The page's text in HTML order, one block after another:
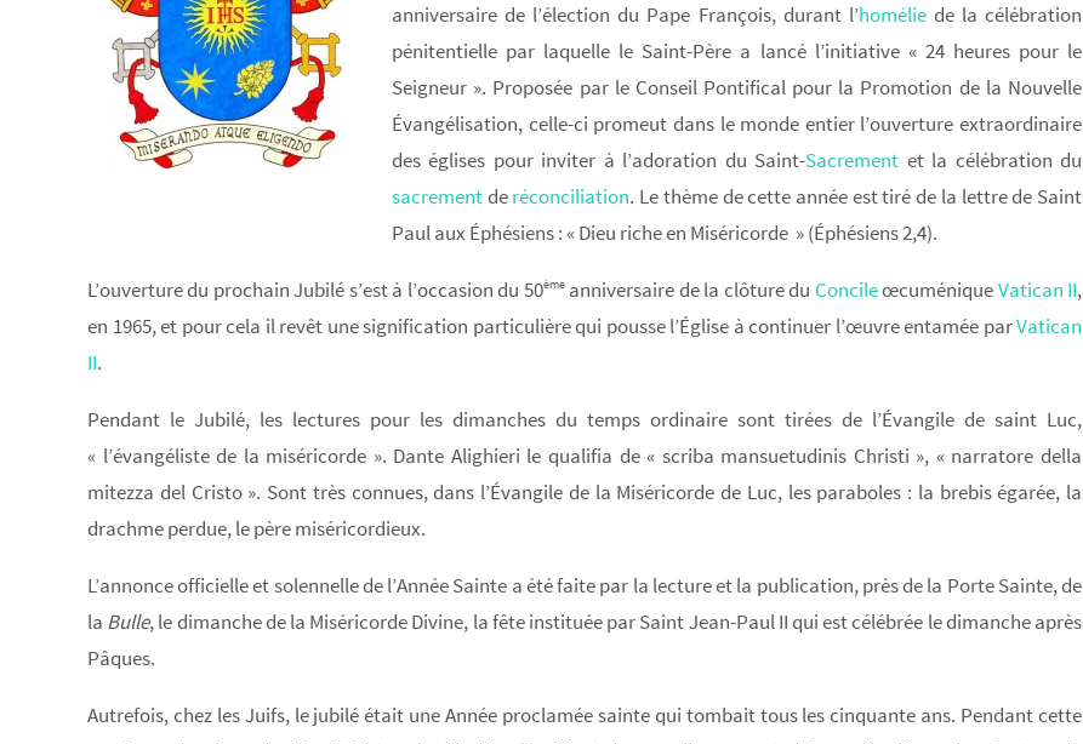
anniversaire de l’élection du Pape François, durant l’homéliede la célébration
pénitentielle par laquelle le Saint-Père a lancé l’initiative « 24 heures pour le
Seigneur ». Proposée par le Conseil Pontifical pour la Promotion de la Nouvelle
Évangélisation, celle-ci promeut dans le monde entier l’ouverture extraordinaire
des églises pour inviter à l’adoration du Saint-Sacrement et la célébration du
sacrementderéconciliation. Le thème de cette année est tiré de la lettre de Saint
Paul aux Éphésiens : « Dieu riche en Miséricorde » (Éphésiens 2,4).
L’ouverture du prochain Jubilé s’est à l’occasion du 50èmeanniversaire de la clôture du ConcileœcuméniqueVatican II,
en 1965, et pour cela il revêt une signification particulière qui pousse l’Église à continuer l’œuvre entamée parVatican
II.
Pendant le Jubilé, les lectures pour les dimanches du temps ordinaire sont tirées de l’Évangile de saint Luc,
« l’évangéliste de la miséricorde ». Dante Alighieri le qualifia de « scriba mansuetudinis Christi », « narratore della
mitezza del Cristo ». Sont très connues, dans l’Évangile de la Miséricorde de Luc, les paraboles : la brebis égarée, la
drachme perdue, le père miséricordieux.
L’annonce officielle et solennelle de l’Année Sainte a été faite par la lecture et la publication, près de la Porte Sainte, de
la Bulle, le dimanche de la Miséricorde Divine, la fête instituée par Saint Jean-Paul II qui est célébrée le dimanche après
Pâques.
Autrefois, chez les Juifs, le jubilé était une Année proclamée sainte qui tombait tous les cinquante ans. Pendant cette